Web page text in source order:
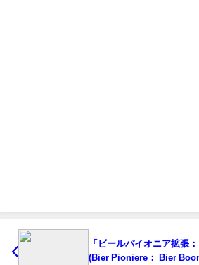
「ビールパイオニア拡張
(Bier Pioniere： Bier